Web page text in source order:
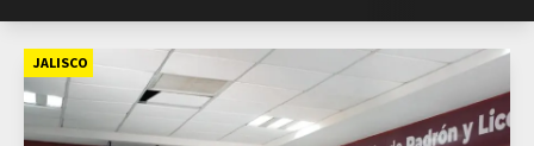
JALISCO